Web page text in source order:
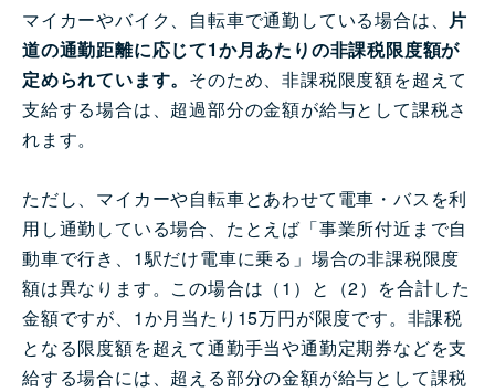
マイカーやバイク、自転車で通勤している場合は、
片
道の通勤距離に応じて1か月あたりの非課税限度額が
定められています。 そのため、非課税限度額を超えて
支給する場合は、超過部分の金額が給与として課税さ
れます。
ただし、マイカーや自転車とあわせて電車・バスを利
用し通勤している場合、たとえば「事業所付近まで自
動車で行き、1駅だけ電車に乗る」場合の非課税限度
額は異なります。この場合は（1）と（2）を合計した
金額ですが、1か月当たり15万円が限度です。非課税
となる限度額を超えて通勤手当や通勤定期券などを支
給する場合には、超える部分の金額が給与として課税